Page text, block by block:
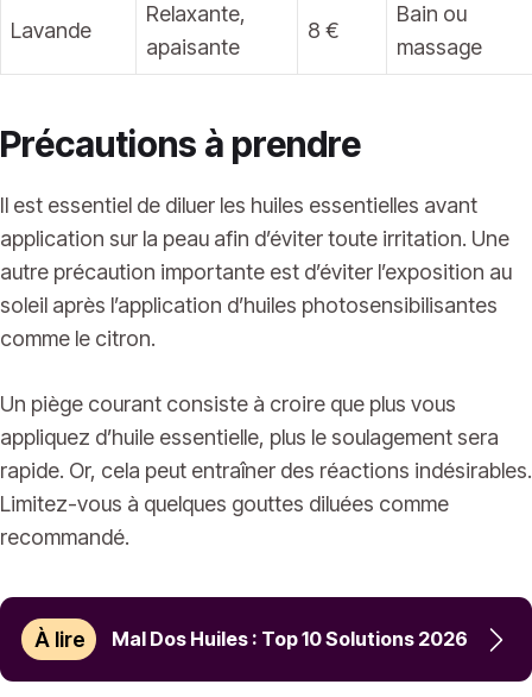
Lavande
Relaxante,
apaisante
8 €
Bain ou
massage
Précautions à prendre
Il est essentiel de diluer les huiles essentielles avant
application sur la peau afin d’éviter toute irritation. Une
autre précaution importante est d’éviter l’exposition au
soleil après l’application d’huiles photosensibilisantes
comme le citron.
Un piège courant consiste à croire que plus vous
appliquez d’huile essentielle, plus le soulagement sera
rapide. Or, cela peut entraîner des réactions indésirables.
Limitez-vous à quelques gouttes diluées comme
recommandé.
À lire Mal Dos Huiles : Top 10 Solutions 2026